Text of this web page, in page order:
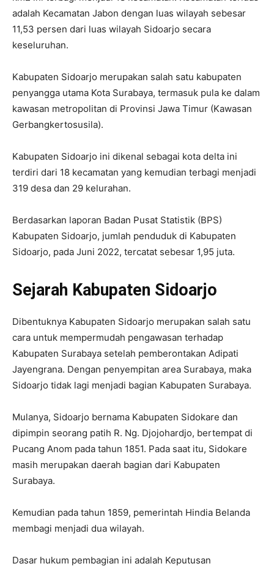
adalah Kecamatan Jabon dengan luas wilayah sebesar
11,53 persen dari luas wilayah Sidoarjo secara
keseluruhan.
Kabupaten Sidoarjo merupakan salah satu kabupaten
penyangga utama Kota Surabaya, termasuk pula ke dalam
kawasan metropolitan di Provinsi Jawa Timur (Kawasan
Gerbangkertosusila).
Kabupaten Sidoarjo ini dikenal sebagai kota delta ini
terdiri dari 18 kecamatan yang kemudian terbagi menjadi
319 desa dan 29 kelurahan.
Berdasarkan laporan Badan Pusat Statistik (BPS)
Kabupaten Sidoarjo, jumlah penduduk di Kabupaten
Sidoarjo, pada Juni 2022, tercatat sebesar 1,95 juta.
Sejarah Kabupaten Sidoarjo
Dibentuknya Kabupaten Sidoarjo merupakan salah satu
cara untuk mempermudah pengawasan terhadap
Kabupaten Surabaya setelah pemberontakan Adipati
Jayengrana. Dengan penyempitan area Surabaya, maka
Sidoarjo tidak lagi menjadi bagian Kabupaten Surabaya.
Mulanya, Sidoarjo bernama Kabupaten Sidokare dan
dipimpin seorang patih R. Ng. Djojohardjo, bertempat di
Pucang Anom pada tahun 1851. Pada saat itu, Sidokare
masih merupakan daerah bagian dari Kabupaten
Surabaya.
Kemudian pada tahun 1859, pemerintah Hindia Belanda
membagi menjadi dua wilayah.
Dasar hukum pembagian ini adalah Keputusan